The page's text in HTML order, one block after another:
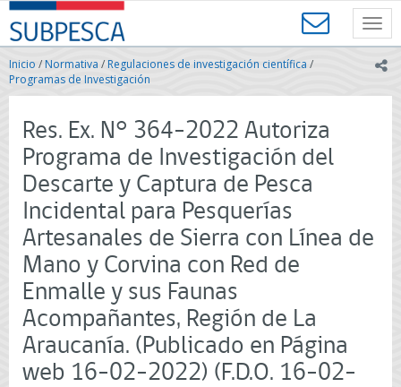
Contenido
principal
SUBPESCA
-
Subsecretaría
de
Pesca
Acuicultura
Gobierno
de
Chile
Inicio /Normativa / Regulaciones de investigación científica /
Programas de Investigación
Res. Ex. N° 364-2022 Autoriza
Programa de Investigación del
Descarte y Captura de Pesca
Incidental para Pesquerías
Artesanales de Sierra con Línea de
Mano y Corvina con Red de
Enmalle y sus Faunas
Acompañantes, Región de La
Araucanía. (Publicado en Página
web 16-02-2022) (F.D.O. 16-02-